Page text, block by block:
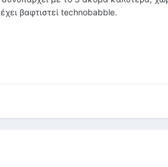
βαφτιστεί technobabble.